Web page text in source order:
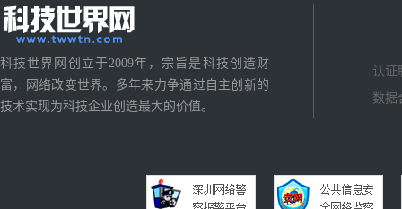
科技世界网创立于2009年，宗旨是科技创造财
富，网络改变世界。多年来力争通过自主创新的
技术实现为科技企业创造最大的价值。
认证
数据